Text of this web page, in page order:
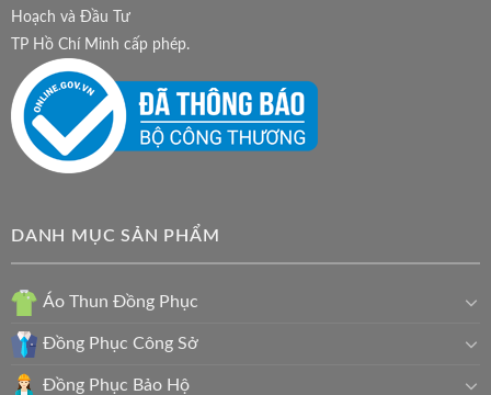
Hoạch và Đầu Tư
TP Hồ Chí Minh cấp phép.
DANH MỤC SẢN PHẨM
Áo Thun Đồng Phục
Đồng Phục Công Sở
Đồng Phục Bảo Hộ